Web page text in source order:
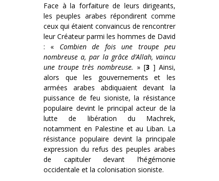
Face à la forfaiture de leurs dirigeants,
les peuples arabes répondirent comme
ceux qui étaient convaincus de rencontrer
leur Créateur parmi les hommes de David
: « Combien de fois une troupe peu
nombreuse a, par la grâce d’Allah, vaincu
une troupe très nombreuse. » [3 ] Ainsi,
alors que les gouvernements et les
armées arabes abdiquaient devant la
puissance de feu sioniste, la résistance
populaire devint le principal acteur de la
lutte de libération du Machrek,
notamment en Palestine et au Liban. La
résistance populaire devint la principale
expression du refus des peuples arabes
de capituler devant l’hégémonie
occidentale et la colonisation sioniste.